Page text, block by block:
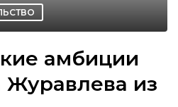
амбиции
из